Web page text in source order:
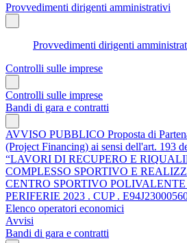
Provvedimenti dirigenti amministrativi
Provvedimenti dirigenti
Controlli sulle imprese
Controlli sulle imprese
Bandi di gara e contratti
AVVISO PUBBLICO Proposta di
(Project Financing) ai sensi dell'art. 193
“LAVORI DI RECUPERO E
COMPLESSO SPORTIVO E
CENTRO SPORTIVO
PERIFERIE 2023 . CUP .
Elenco operatori economici
Avvisi
Bandi di gara e contratti